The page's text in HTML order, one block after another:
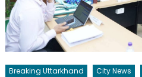
Breaking Uttarkhand City News